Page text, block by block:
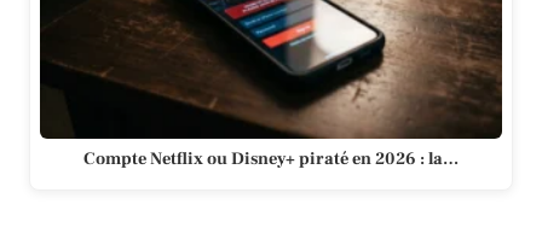
Compte Netflix ou Disney+ piraté en 2026 : la…